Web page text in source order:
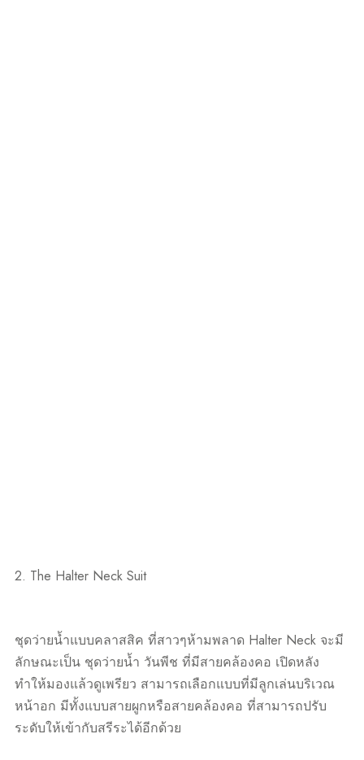
2. The Halter Neck Suit
ชุดว่ายน้ำแบบคลาสสิค ที่สาวๆห้ามพลาด Halter Neck จะมี
ลักษณะเป็น ชุดว่ายน้ำ วันพีช ที่มีสายคล้องคอ เปิดหลัง
ทำให้มองแล้วดูเพรียว สามารถเลือกแบบที่มีลูกเล่นบริเวณ
หน้าอก มีทั้งแบบสายผูกหรือสายคล้องคอ ที่สามารถปรับ
ระดับให้เข้ากับสรีระได้อีกด้วย